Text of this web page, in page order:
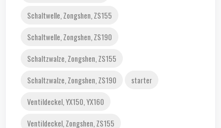
Schaltwelle, Zongshen, ZS155
Schaltwelle, Zongshen, ZS190
Schaltzwalze, Zongshen, ZS155
Schaltzwalze, Zongshen, ZS190
starter
Ventildeckel, YX150, YX160
Ventildeckel, Zongshen, ZS155